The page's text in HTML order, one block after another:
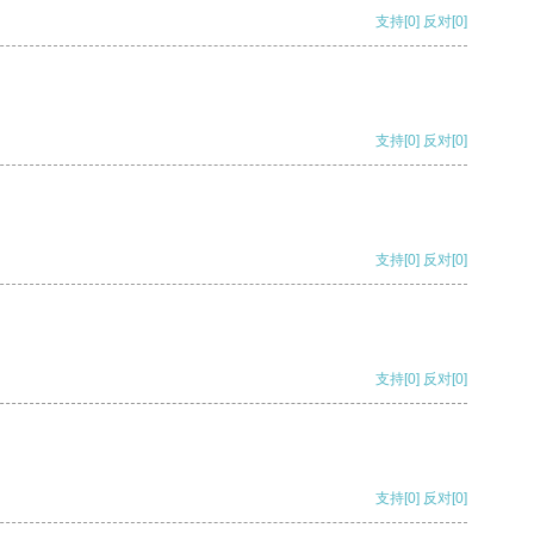
支持[0] 反对[0]
支持[0] 反对[0]
支持[0] 反对[0]
支持[0] 反对[0]
支持[0] 反对[0]